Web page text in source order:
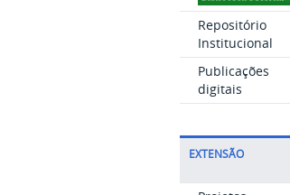
Repositório
Institucional
Publicações
digitais
EXTENSÃO